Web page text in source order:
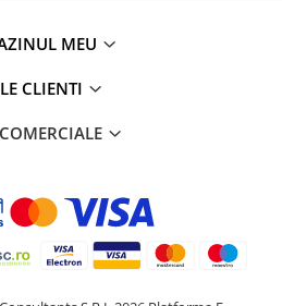
MEU
CLIENTI